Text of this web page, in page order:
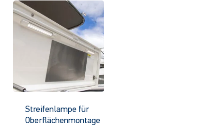
Streifenlampe für
Oberflächenmontage